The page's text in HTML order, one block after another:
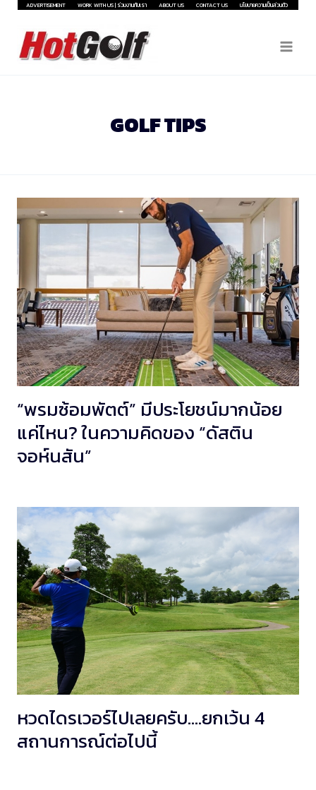
Skip
content
ADVERTISEMENT WORK WITH US | ร่วมงานกับเรา ABOUT US CONTACT US นโยบายความเป็นส่วนตัว
GOLF TIPS
“พรมซ้อมพัตต์” มีประโยชน์มากน้อย
แค่ไหน? ในความคิดของ “ดัสติน
จอห์นสัน”
หวดไดรเวอร์ไปเลยครับ….ยกเว้น 4
สถานการณ์ต่อไปนี้